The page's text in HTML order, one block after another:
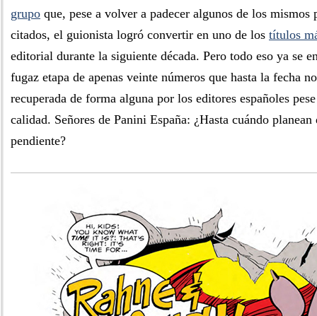
grupo que, pese a volver a padecer algunos de los mismos
citados, el guionista logró convertir en uno de los títulos
editorial durante la siguiente década. Pero todo eso ya se
fugaz etapa de apenas veinte números que hasta la fecha
recuperada de forma alguna por los editores españoles
calidad. Señores de Panini España: ¿Hasta cuándo
pendiente?